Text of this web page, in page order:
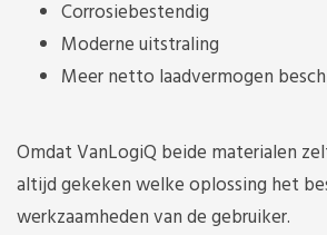
Corrosiebestendig
Moderne uitstraling
Meer netto laadvermogen
Omdat VanLogiQ beide materialen
altijd gekeken welke oplossing het
werkzaamheden van de gebruiker.